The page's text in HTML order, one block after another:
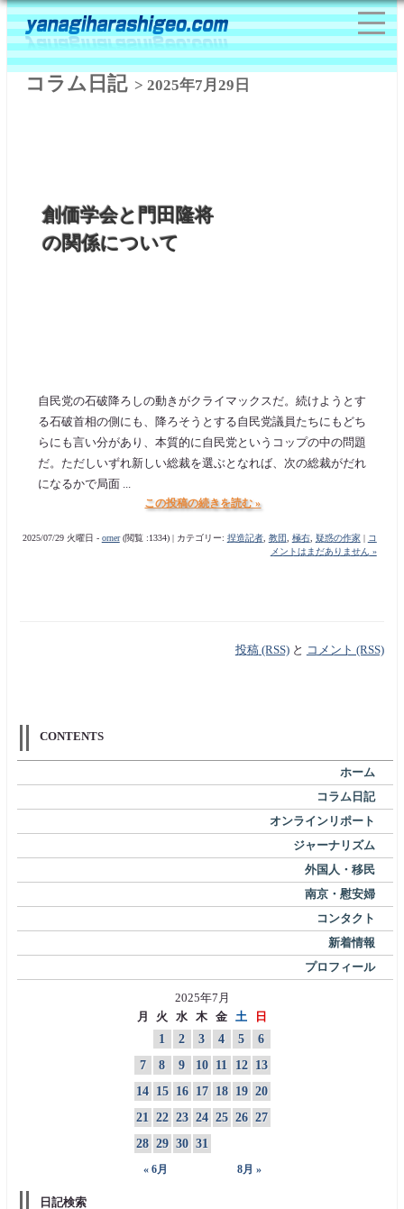
コラム日記> 2025年7月29日
創価学会と門田隆将
の関係について
自民党の石破降ろしの動きがクライマックスだ。続けようとす
る石破首相の側にも、降ろそうとする自民党議員たちにもどち
らにも言い分があり、本質的に自民党というコップの中の問題
だ。ただしいずれ新しい総裁を選ぶとなれば、次の総裁がだれ
になるかで局面 ...
この投稿の続きを読む »
2025/07/29 火曜日 - orner(閲覧 :1334) | カテゴリー: 捏造記者, 教団, 極右, 疑惑の作家|
コ
メントはまだありません »
投稿 (RSS)と コメント (RSS)
CONTENTS
ホーム
コラム日記
オンラインリポート
ジャーナリズム
外国人・移民
南京・慰安婦
コンタクト
新着情報
プロフィール
2025年7月
月
火 水 木 金 土 日
« 6月 8月 »
1 2 3 4 5
6
7
8 9 10 11 12
13
14 15 16 17 18 19 20
21
22 23 24 25 26 27
28 29 30 31
日記検索